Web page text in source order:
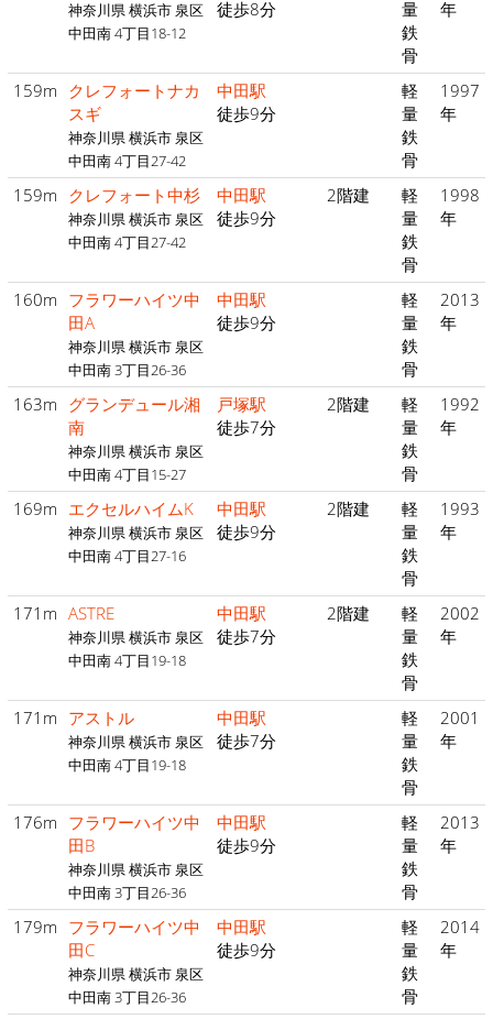
神奈川県 横浜市 泉区
中田南 4丁目18-12
徒歩8分
量
鉄
骨
年
159m クレフォートナカ
スギ
神奈川県 横浜市 泉区
中田南 4丁目27-42
中田駅
徒歩9分
軽
量
鉄
骨
1997
年
159m クレフォート中杉
神奈川県 横浜市 泉区
中田南 4丁目27-42
中田駅
徒歩9分
2階建
軽
量
鉄
骨
1998
年
160m フラワーハイツ中
田A
神奈川県 横浜市 泉区
中田南 3丁目26-36
中田駅
徒歩9分
軽
量
鉄
骨
2013
年
163m グランデュール湘
南
神奈川県 横浜市 泉区
中田南 4丁目15-27
戸塚駅
徒歩7分
2階建
軽
量
鉄
骨
1992
年
169m エクセルハイムK
神奈川県 横浜市 泉区
中田南 4丁目27-16
中田駅
徒歩9分
2階建
軽
量
鉄
骨
1993
年
171m ASTRE
神奈川県 横浜市 泉区
中田南 4丁目19-18
中田駅
徒歩7分
2階建
軽
量
鉄
骨
2002
年
171m アストル
神奈川県 横浜市 泉区
中田南 4丁目19-18
中田駅
徒歩7分
軽
量
鉄
骨
2001
年
176m フラワーハイツ中
田B
神奈川県 横浜市 泉区
中田南 3丁目26-36
中田駅
徒歩9分
軽
量
鉄
骨
2013
年
179m フラワーハイツ中
田C
神奈川県 横浜市 泉区
中田南 3丁目26-36
中田駅
徒歩9分
軽
量
鉄
骨
2014
年